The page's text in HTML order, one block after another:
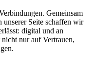
Gemeinsam
unserer Seite schaffen wir
digital und an
nur auf Vertrauen,